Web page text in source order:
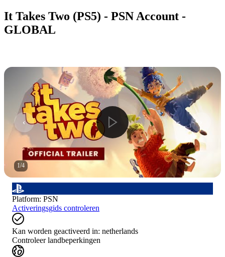
It Takes Two (PS5) - PSN Account -
GLOBAL
1/4
Platform: PSN
Activeringsgids controleren
Kan worden geactiveerd in: netherlands
Controleer landbeperkingen